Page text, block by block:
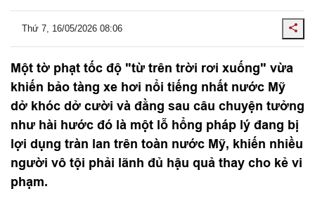
Thứ 7, 16/05/2026 08:06
Một tờ phạt tốc độ "từ trên trời rơi xuống" vừa
khiến bảo tàng xe hơi nổi tiếng nhất nước Mỹ
dở khóc dở cười và đằng sau câu chuyện tưởng
như hài hước đó là một lỗ hổng pháp lý đang bị
lợi dụng tràn lan trên toàn nước Mỹ, khiến nhiều
người vô tội phải lãnh đủ hậu quả thay cho kẻ vi
phạm.